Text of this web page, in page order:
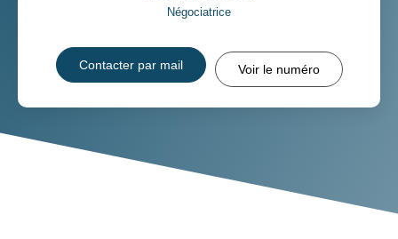
Négociatrice
Contacter par mail Voir le numéro